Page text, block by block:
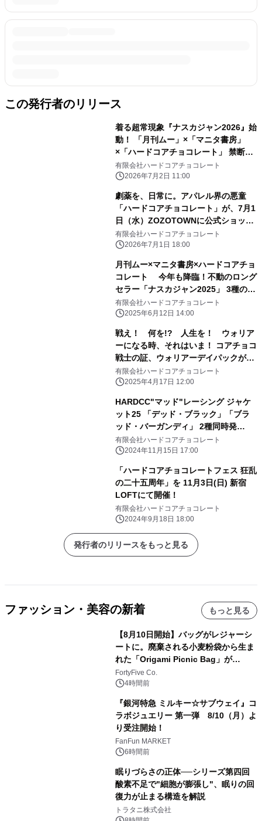
この発行者のリリース
着る超常現象『ナスカジャン2026』始
動！ 「月刊ムー」×「マニタ書房」
×「ハードコアチョコレート」 禁断の
トリプルコラボ全3種が、7月3日(金)
より受注期間限定の特別価格で受付開
有限会社ハードコアチョコレート
2026年7月2日 11:00
劇薬を、日常に。アパレル界の悪童
「ハードコアチョコレート」が、7月1
日（水）ZOZOTOWNに公式ショップ
をオープン！異端児が放つ、新時代の
ファッションステートメント。
有限会社ハードコアチョコレート
2026年7月1日 18:00
月刊ムー×マニタ書房×ハードコアチョ
コレート 今年も降臨！不動のロング
セラー「ナスカジャン2025」 3種の受
注予約受付中！
有限会社ハードコアチョコレート
2025年6月12日 14:00
戦え！ 何を!? 人生を！ ウォリア
ーになる時、それはいま！ コアチョコ
戦士の証、ウォリアーデイパックが6
年ぶりに大登場！ HARDCCウォリア
ーデイパック25が特別価格にて受注予
有限会社ハードコアチョコレート
2025年4月17日 12:00
HARDCC"マッド"レーシング ジャケ
ット25 「デッド・ブラック」「ブラ
ッド・バーガンディ」 2種同時発
売！ 特別価格にて受注予約受付中！
有限会社ハードコアチョコレート
2024年11月15日 17:00
「ハードコアチョコレートフェス 狂乱
の二十五周年」を 11月3日(日) 新宿
LOFTにて開催！
有限会社ハードコアチョコレート
2024年9月18日 18:00
発行者のリリースをもっと見る
ファッション・美容の新着 もっと見る
【8月10日開始】バッグがレジャーシ
ートに。廃棄される小麦粉袋から生ま
れた「Origami Picnic Bag」が
Makuakeに登場
FortyFive Co.
4時間前
『銀河特急 ミルキー☆サブウェイ』コ
ラボジュエリー 第一弾 8/10（月）よ
り受注開始！
FanFun MARKET
6時間前
眠りづらさの正体──シリーズ第四回
酸素不足で"細胞が膨張し"、眠りの回
復力が止まる構造を解説
トラタニ株式会社